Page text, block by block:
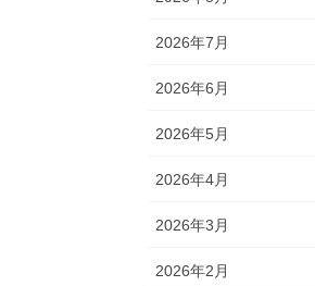
2026年7月
2026年6月
2026年5月
2026年4月
2026年3月
2026年2月